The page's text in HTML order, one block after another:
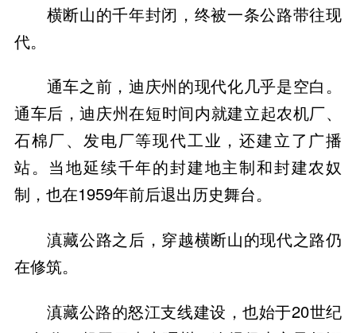
横断山的千年封闭，终被一条公路带往现
代。
通车之前，迪庆州的现代化几乎是空白。
通车后，迪庆州在短时间内就建立起农机厂、
石棉厂、发电厂等现代工业，还建立了广播
站。当地延续千年的封建地主制和封建农奴
制，也在1959年前后退出历史舞台。
滇藏公路之后，穿越横断山的现代之路仍
在修筑。
滇藏公路的怒江支线建设，也始于20世纪